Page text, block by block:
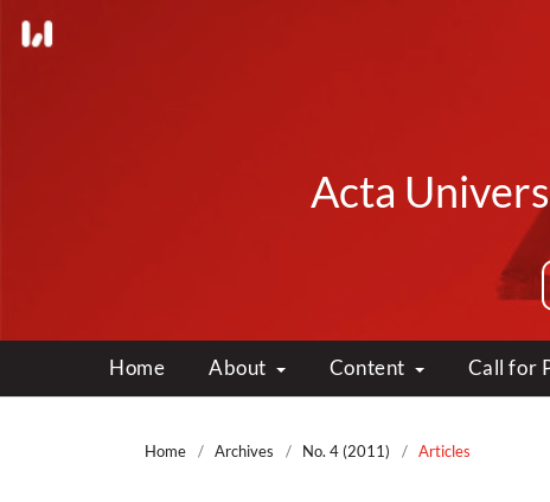
Acta
Home About Content Call for
Home / Archives / No. 4 (2011) / Articles